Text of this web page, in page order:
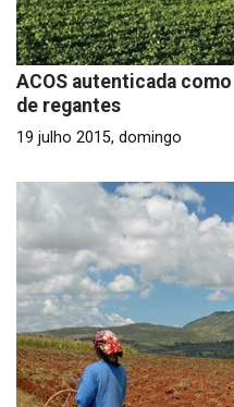
ACOS autenticada
de regantes
19 julho 2015, domingo